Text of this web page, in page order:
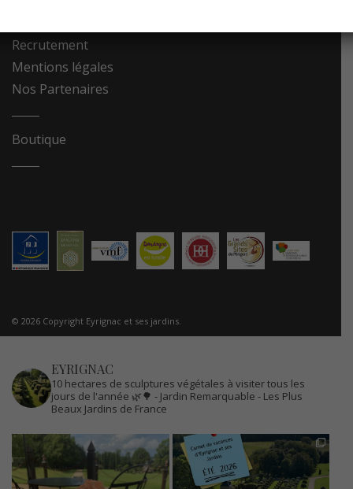
Recrutement
Mentions légales
Nos Partenaires
Boutique
© 2026 Copyright Eyrignac et ses jardins.
EYRIGNAC
10 hectares de sculptures végétales à visiter tous les
jours de l'année 🌿🌳 - Jardin Remarquable - Les Plus
Beaux Jardins de France